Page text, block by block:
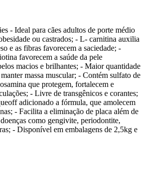
- Ideal para cães adultos de porte médio
ou castrados; - L- carnitina auxilia
e as fibras favorecem a saciedade; -
favorecem a saúde da pele
macios e brilhantes; - Maior quantidade
massa muscular; - Contém sulfato de
que protegem, fortalecem e
- Livre de transgênicos e corantes;
adicionado a fórmula, que amolecem
- Facilita a eliminação de placa além de
como gengivite, periodontite,
- Disponível em embalagens de 2,5kg e